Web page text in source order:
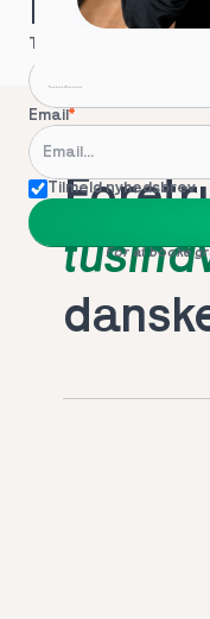
Hvordan
Telefon
Email*
Tilmeld nyhedsbrev
For at booke